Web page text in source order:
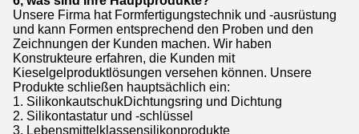
Unsere Firma hat Formfertigungstechnik und -ausrüstung
und kann Formen entsprechend den Proben und den
Zeichnungen der Kunden machen. Wir haben
Konstrukteure erfahren, die Kunden mit
Kieselgelproduktlösungen versehen können. Unsere
Produkte schließen hauptsächlich ein:
1. SilikonkautschukDichtungsring und Dichtung
2. Silikontastatur und -schlüssel
3. Lebensmittelklassensilikonprodukte